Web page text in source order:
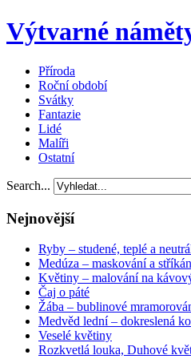
Výtvarné
Příroda
Roční období
Svátky
Fantazie
Lidé
Malíři
Ostatní
Search...
Nejnovější
Ryby – studené, teplé a
Medúza – maskování a
Květiny – malování na
Čaj o páté
Žába – bublinové
Medvěd lední – dokreslená
Veselé květiny
Rozkvetlá louka, Duhové